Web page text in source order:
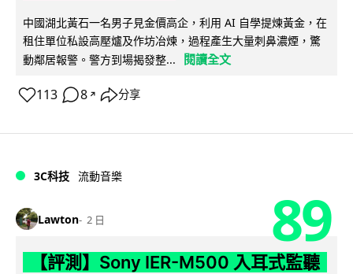
中國湖北黃石一名男子見金價高企，利用 AI 自學提煉黃金，在
租住單位私設高壓爐及作坊冶煉，過程產生大量刺鼻濃煙，驚
動鄰居報警。警方到場揭發整...
閱讀全文
113 8 ↗ 分享
3C科技 流動音樂
Lawton 2 日 89
【評測】Sony IER-M500 入耳式監聽